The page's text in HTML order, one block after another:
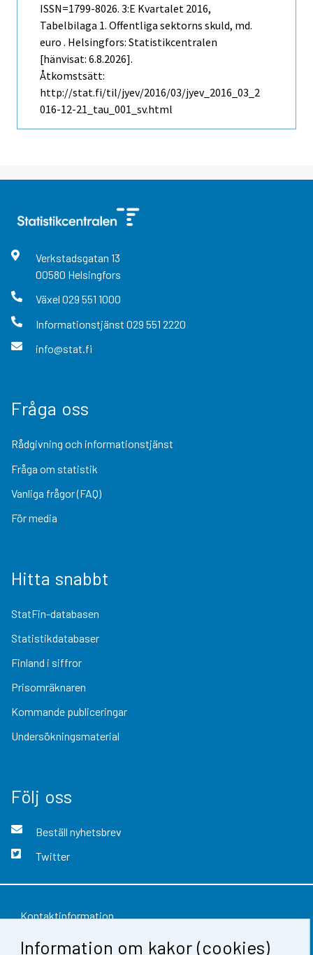
Information om kakor (cookies)
ISSN=1799-8026. 3:e Kvartalet 2016,
Tabelbilaga 1. Offentliga sektorns skuld, md.
euro . Helsingfors: Statistikcentralen
[hänvisat: 6.8.2026].
Åtkomstsätt:
http://stat.fi/til/jyev/2016/03/jyev_2016_03_2
016-12-21_tau_001_sv.html
Verkstadsgatan 13
00580 Helsingfors
Växel 029 551 1000
Informationstjänst 029 551 2220
info@stat.fi
Fråga oss
Rådgivning och informationstjänst
Fråga om statistik
Vanliga frågor (FAQ)
För media
Hitta snabbt
StatFin-databasen
Statistikdatabaser
Finland i siffror
Prisomräknaren
Kommande publiceringar
Undersökningsmaterial
Följ oss
Beställ nyhetsbrev
Twitter
Kontaktinformation
Respons